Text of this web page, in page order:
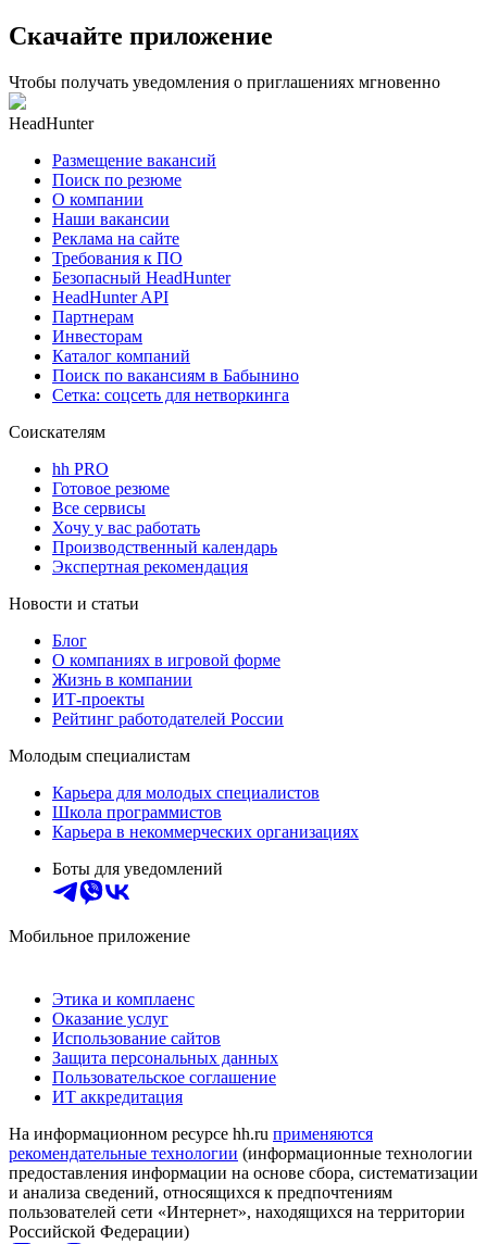
Скачайте приложение
Чтобы получать уведомления о приглашениях мгновенно
HeadHunter
Размещение вакансий
Поиск по резюме
О компании
Наши вакансии
Реклама на сайте
Требования к ПО
Безопасный HeadHunter
HeadHunter API
Партнерам
Инвесторам
Каталог компаний
Поиск по вакансиям в Бабынино
Сетка: соцсеть для нетворкинга
Соискателям
hh PRO
Готовое резюме
Все сервисы
Хочу у вас работать
Производственный календарь
Экспертная рекомендация
Новости и статьи
Блог
О компаниях в игровой форме
Жизнь в компании
ИТ-проекты
Рейтинг работодателей России
Молодым специалистам
Карьера для молодых специалистов
Школа программистов
Карьера в некоммерческих организациях
Боты для уведомлений
Мобильное приложение
Этика и комплаенс
Оказание услуг
Использование сайтов
Защита персональных данных
Пользовательское соглашение
ИТ аккредитация
На информационном ресурсе hh.ru применяются
рекомендательные технологии (информационные технологии
предоставления информации на основе сбора, систематизации
и анализа сведений, относящихся к предпочтениям
пользователей сети «Интернет», находящихся на территории
Российской Федерации)